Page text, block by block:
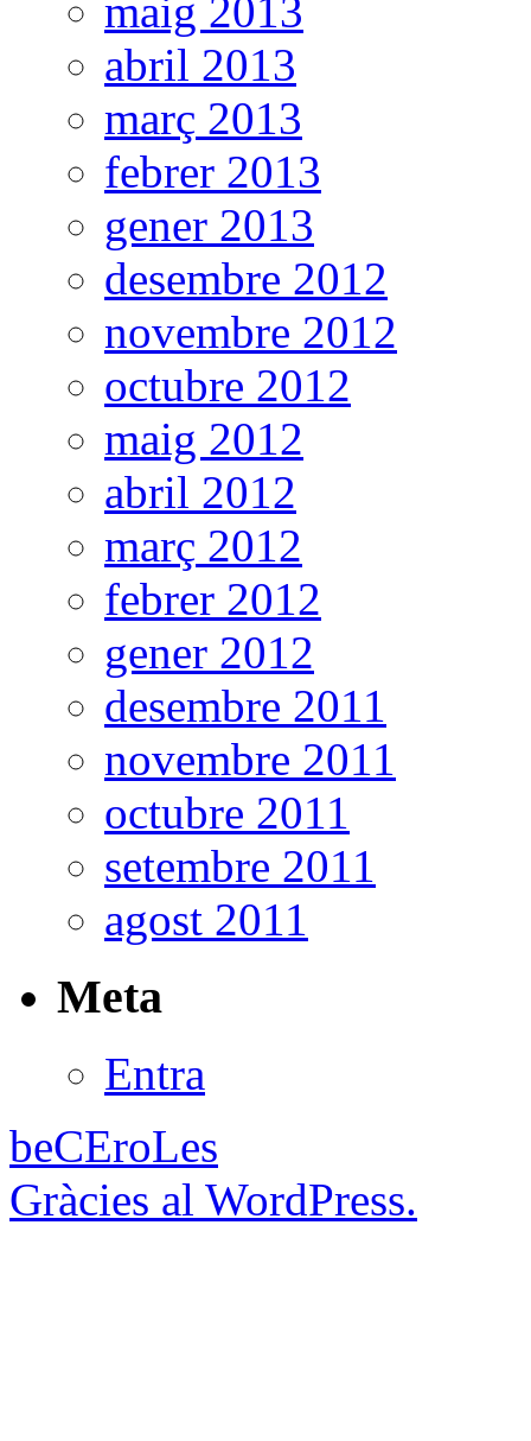
maig 2013
abril 2013
març 2013
febrer 2013
gener 2013
desembre 2012
novembre 2012
octubre 2012
maig 2012
abril 2012
març 2012
febrer 2012
gener 2012
desembre 2011
novembre 2011
octubre 2011
setembre 2011
agost 2011
Meta
Entra
beCEroLes
Gràcies al WordPress.